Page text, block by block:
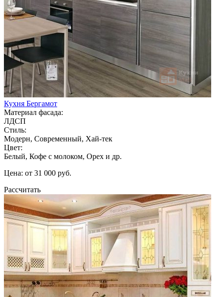
Кухня Бергамот
Материал фасада:
ЛДСП
Стиль:
Модерн, Современный, Хай-тек
Цвет:
Белый, Кофе с молоком, Орех и др.
Цена: от 31 000 руб.
Рассчитать